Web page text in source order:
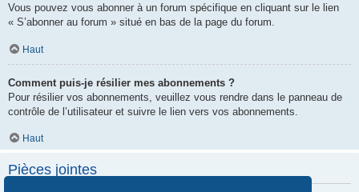
Vous pouvez vous abonner à un forum spécifique en cliquant sur le lien
« S’abonner au forum » situé en bas de la page du forum.
Haut
Comment puis-je résilier mes abonnements ?
Pour résilier vos abonnements, veuillez vous rendre dans le panneau de
contrôle de l’utilisateur et suivre le lien vers vos abonnements.
Haut
Pièces jointes